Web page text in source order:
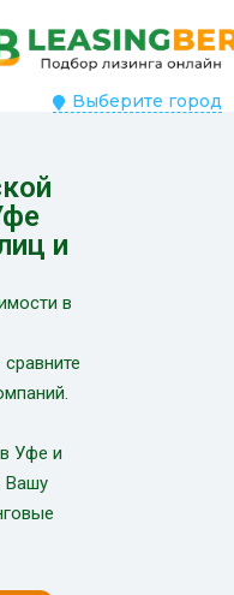
Выберите город
и
в
Уфе и
Вашу